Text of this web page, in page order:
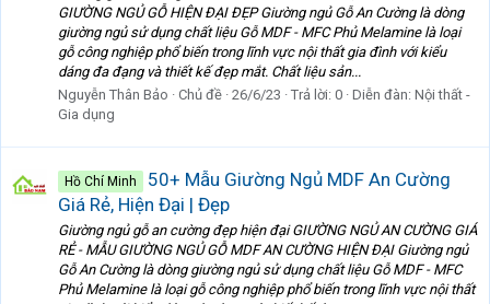
GIƯỜNG NGỦ GỖ HIỆN ĐẠI ĐẸP Giường ngủ Gỗ An Cường là dòng
giường ngủ sử dụng chất liệu Gỗ MDF - MFC Phủ Melamine là loại
gỗ công nghiệp phổ biến trong lĩnh vực nội thất gia đình với kiểu
dáng đa đạng và thiết kế đẹp mắt. Chất liệu sản...
Nguyễn Thân Bảo
Chủ đề 26/6/23 Trả lời: 0 Diễn đàn: Nội thất -
Gia dụng
Hồ Chí Minh
50+ Mẫu Giường Ngủ MDF An Cường
Giá Rẻ, Hiện Đại | Đẹp
Giường ngủ gỗ an cường đẹp hiện đại GIƯỜNG NGỦ AN CƯỜNG GIÁ
RẺ - MẪU GIƯỜNG NGỦ GỖ MDF AN CƯỜNG HIỆN ĐẠI Giường ngủ
Gỗ An Cường là dòng giường ngủ sử dụng chất liệu Gỗ MDF - MFC
Phủ Melamine là loại gỗ công nghiệp phổ biến trong lĩnh vực nội thất